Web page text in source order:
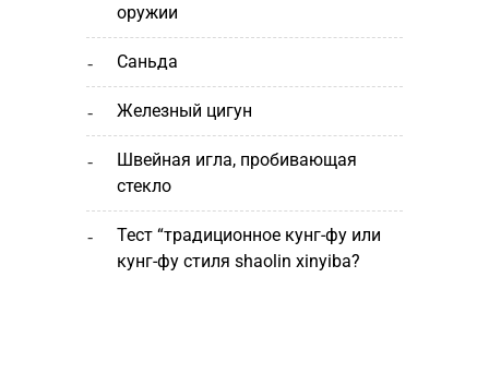
оружии
саньда
железный цигун
швейная игла, пробивающая
стекло
тест “традиционное кунг-фу или
кунг-фу стиля shaolin xinyiba?